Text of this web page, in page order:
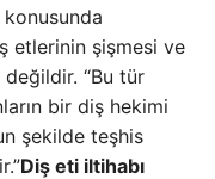
etlerinin şişmesi ve
değildir. “Bu tür
bir diş hekimi
şekilde teşhis
Diş eti iltihabı